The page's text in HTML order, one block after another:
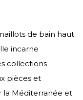
de bain haut
incarne
collections
pièces et
la Méditerranée et